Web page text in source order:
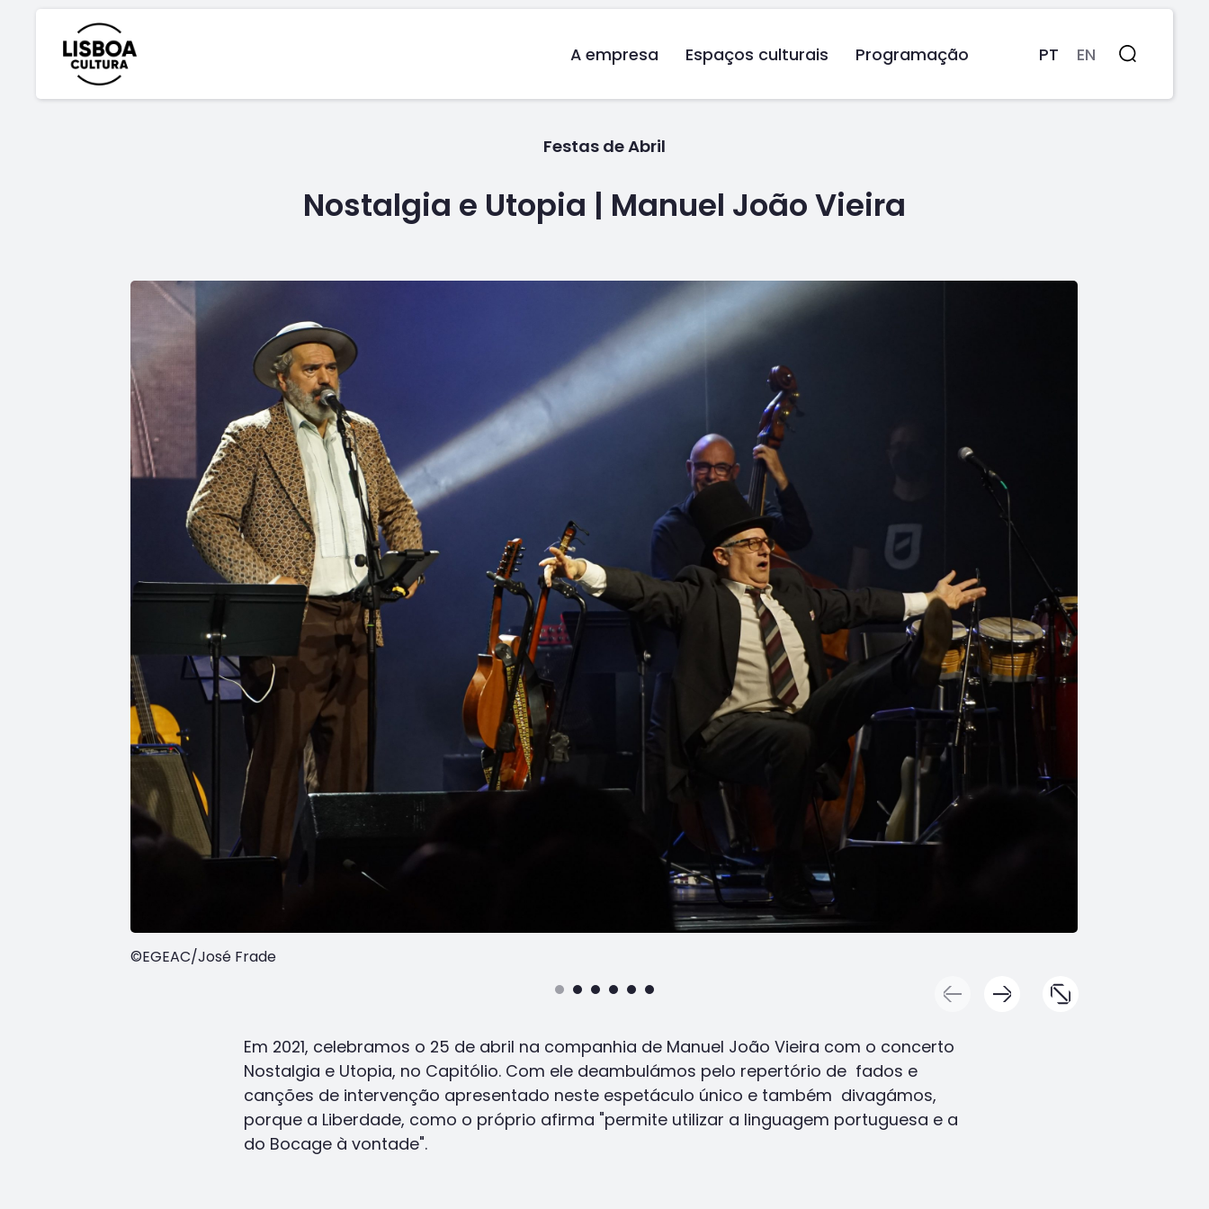
A empresa Espaços culturais Programação PT EN Pesquisa
Festas de Abril
Nostalgia e Utopia | Manuel João Vieira
©EGEAC/José Frade
Em 2021, celebramos o 25 de abril na companhia de Manuel João Vieira com o concerto
Nostalgia e Utopia, no Capitólio. Com ele deambulámos pelo repertório de fados e
canções de intervenção apresentado neste espetáculo único e também divagámos,
porque a Liberdade, como o próprio afirma "permite utilizar a linguagem portuguesa e a
do Bocage à vontade".